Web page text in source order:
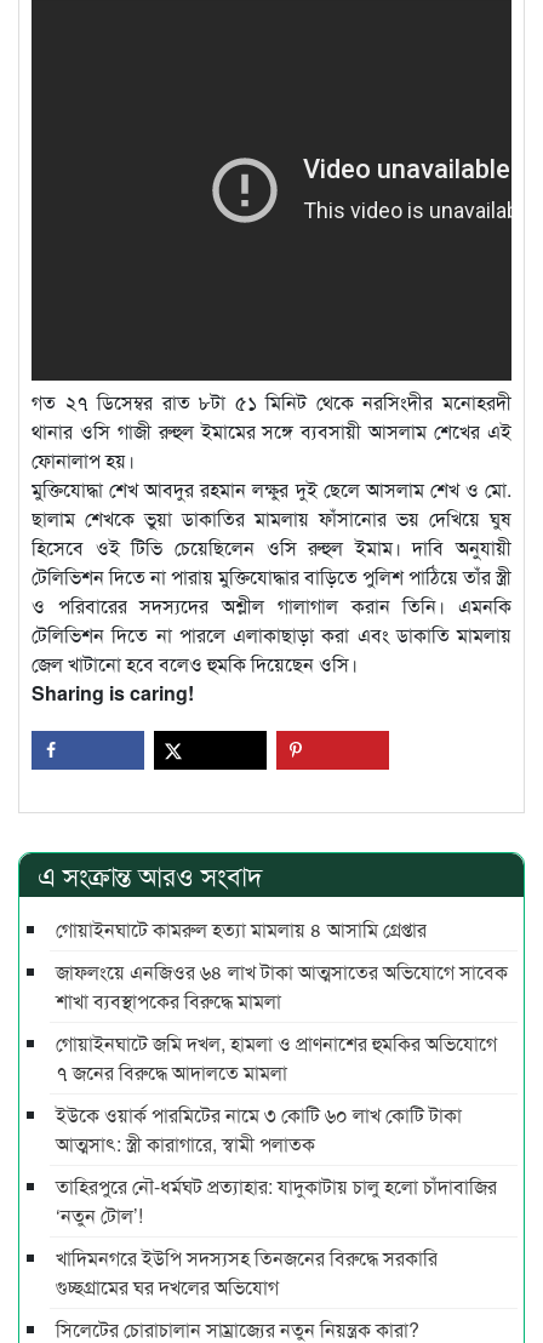
গত ২৭ ডিসেম্বর রাত ৮টা ৫১ মিনিট থেকে নরসিংদীর মনোহরদী
থানার ওসি গাজী রুহুল ইমামের সঙ্গে ব্যবসায়ী আসলাম শেখের এই
ফোনালাপ হয়।
মুক্তিযোদ্ধা শেখ আবদুর রহমান লক্ষুর দুই ছেলে আসলাম শেখ ও মো.
ছালাম শেখকে ভুয়া ডাকাতির মামলায় ফাঁসানোর ভয় দেখিয়ে ঘুষ
হিসেবে ওই টিভি চেয়েছিলেন ওসি রুহুল ইমাম। দাবি অনুযায়ী
টেলিভিশন দিতে না পারায় মুক্তিযোদ্ধার বাড়িতে পুলিশ পাঠিয়ে তাঁর স্ত্রী
ও পরিবারের সদস্যদের অশ্লীল গালাগাল করান তিনি। এমনকি
টেলিভিশন দিতে না পারলে এলাকাছাড়া করা এবং ডাকাতি মামলায়
জেল খাটানো হবে বলেও হুমকি দিয়েছেন ওসি।
Sharing is caring!
এ সংক্রান্ত আরও সংবাদ
গোয়াইনঘাটে কামরুল হত্যা মামলায় ৪ আসামি গ্রেপ্তার
জাফলংয়ে এনজিওর ৬৪ লাখ টাকা আত্মসাতের অভিযোগে সাবেক
শাখা ব্যবস্থাপকের বিরুদ্ধে মামলা
গোয়াইনঘাটে জমি দখল, হামলা ও প্রাণনাশের হুমকির অভিযোগে
৭ জনের বিরুদ্ধে আদালতে মামলা
ইউকে ওয়ার্ক পারমিটের নামে ৩ কোটি ৬০ লাখ কোটি টাকা
আত্মসাৎ: স্ত্রী কারাগারে, স্বামী পলাতক
তাহিরপুরে নৌ-ধর্মঘট প্রত্যাহার: যাদুকাটায় চালু হলো চাঁদাবাজির
‘নতুন টোল’!
খাদিমনগরে ইউপি সদস্যসহ তিনজনের বিরুদ্ধে সরকারি
গুচ্ছগ্রামের ঘর দখলের অভিযোগ
সিলেটের চোরাচালান সাম্রাজ্যের নতুন নিয়ন্ত্রক কারা?